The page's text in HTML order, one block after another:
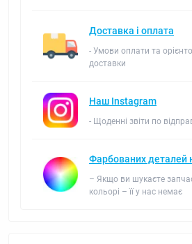
Доставка і оплата
- Умови оплати та
доставки
Наш Instagram
- Щоденні звіти по
Фарбованих деталей
– Якщо ви шукаєте
кольорі – її у нас немає